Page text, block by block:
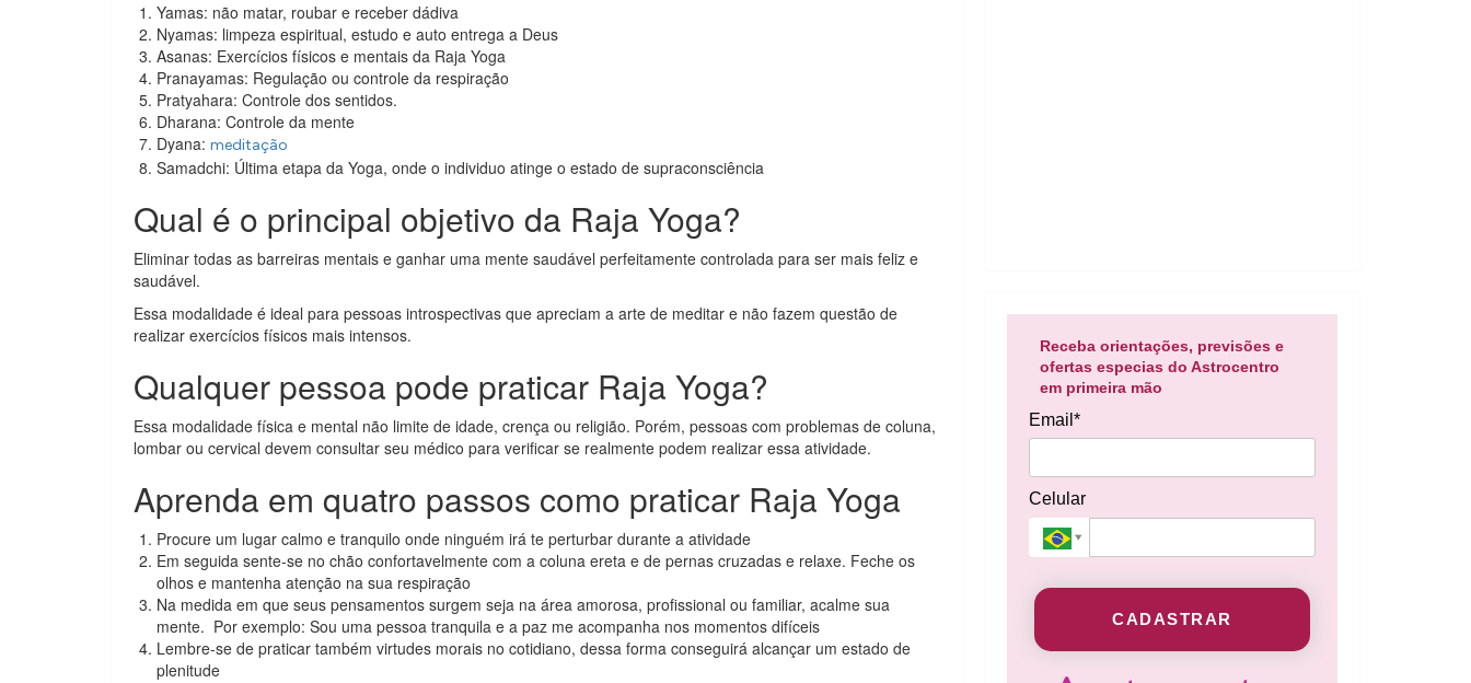
Yamas: não matar, roubar e receber dádiva
Nyamas: limpeza espiritual, estudo e auto entrega a Deus
Asanas: Exercícios físicos e mentais da Raja Yoga
Pranayamas: Regulação ou controle da respiração
Pratyahara: Controle dos sentidos.
Dharana: Controle da mente
Dyana: meditação
Samadchi: Última etapa da Yoga, onde o individuo atinge o estado de supraconsciência
Qual é o principal objetivo da Raja Yoga?
Eliminar todas as barreiras mentais e ganhar uma mente saudável perfeitamente controlada para ser mais feliz e
saudável.
Essa modalidade é ideal para pessoas introspectivas que apreciam a arte de meditar e não fazem questão de
realizar exercícios físicos mais intensos.
Qualquer pessoa pode praticar Raja Yoga?
Essa modalidade física e mental não limite de idade, crença ou religião. Porém, pessoas com problemas de coluna,
lombar ou cervical devem consultar seu médico para verificar se realmente podem realizar essa atividade.
Aprenda em quatro passos como praticar Raja Yoga
Procure um lugar calmo e tranquilo onde ninguém irá te perturbar durante a atividade
Em seguida sente-se no chão confortavelmente com a coluna ereta e de pernas cruzadas e relaxe. Feche os
olhos e mantenha atenção na sua respiração
Na medida em que seus pensamentos surgem seja na área amorosa, profissional ou familiar, acalme sua
mente. Por exemplo: Sou uma pessoa tranquila e a paz me acompanha nos momentos difíceis
Lembre-se de praticar também virtudes morais no cotidiano, dessa forma conseguirá alcançar um estado de
plenitude
Receba orientações, previsões e
ofertas especias do Astrocentro
em primeira mão
Email*
Celular
CADASTRAR